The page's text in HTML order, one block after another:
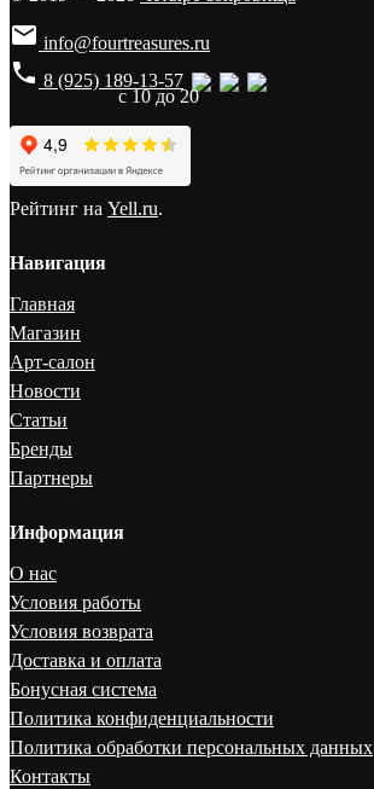
 info@fourtreasures.ru
phone 8 (925) 189-13-57
с 10 до 20
Рейтинг на Yell.ru.
Навигация
Главная
Магазин
Арт-салон
Новости
Статьи
Бренды
Партнеры
Информация
О нас
Условия работы
Условия возврата
Доставка и оплата
Бонусная система
Политика конфиденциальности
Политика обработки персональных данных
Контакты